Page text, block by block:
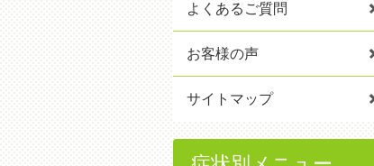
よくあるご質問
お客様の声
サイトマップ